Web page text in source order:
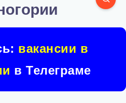
вакансии в
в Телеграме